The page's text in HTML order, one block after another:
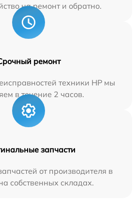
на ремонт и обратно.
ремонт
техники HP мы
в течение 2 часов.
запчасти
от производителя в
собственных складах.